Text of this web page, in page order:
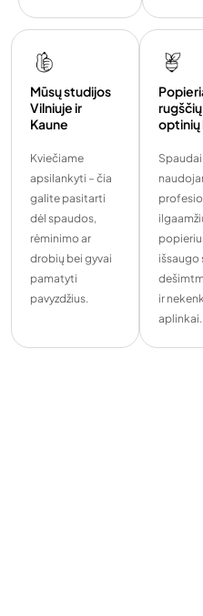
Mūsų studijos
Vilniuje ir
Kaune
Kviečiame
apsilankyti – čia
galite pasitarti
dėl spaudos,
rėminimo ar
drobių bei gyvai
pamatyti
pavyzdžius.
optinių
Spaudai
išsaugo
ir
aplinkai.